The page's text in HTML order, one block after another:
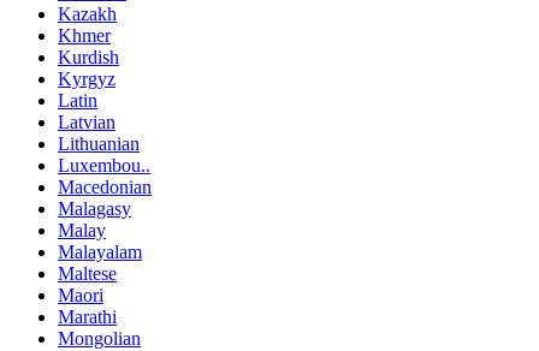
Kazakh
Khmer
Kurdish
Kyrgyz
Latin
Latvian
Lithuanian
Luxembou..
Macedonian
Malagasy
Malay
Malayalam
Maltese
Maori
Marathi
Mongolian